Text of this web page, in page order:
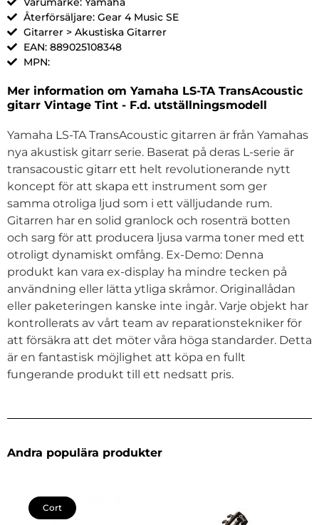
Återförsäljare: Gear 4 Music SE
Gitarrer > Akustiska Gitarrer
EAN: 889025108348
MPN:
Mer information om Yamaha LS-TA TransAcoustic
gitarr Vintage Tint - F.d. utställningsmodell
Yamaha LS-TA TransAcoustic gitarren är från Yamahas
nya akustisk gitarr serie. Baserat på deras L-serie är
transacoustic gitarr ett helt revolutionerande nytt
koncept för att skapa ett instrument som ger
samma otroliga ljud som i ett välljudande rum.
Gitarren har en solid granlock och rosenträ botten
och sarg för att producera ljusa varma toner med ett
otroligt dynamiskt omfång. Ex-Demo: Denna
produkt kan vara ex-display ha mindre tecken på
användning eller lätta ytliga skråmor. Originallådan
eller paketeringen kanske inte ingår. Varje objekt har
kontrollerats av vårt team av reparationstekniker för
att försäkra att det möter våra höga standarder. Detta
är en fantastisk möjlighet att köpa en fullt
fungerande produkt till ett nedsatt pris.
Andra populära produkter
Cort